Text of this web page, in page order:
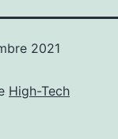
2021
High-Tech